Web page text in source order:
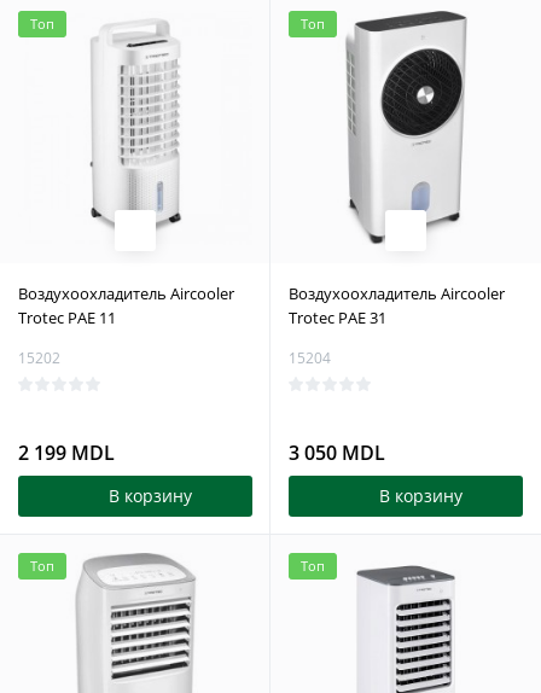
Топ
Воздухоохладитель Aircooler
Trotec PAE 11
15202
2 199 MDL
В корзину
Топ
Воздухоохладитель Aircooler
Trotec PAE 31
15204
3 050 MDL
В корзину
Топ Топ